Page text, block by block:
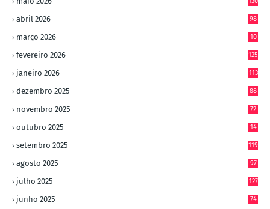
abril 2026 98
março 2026
10
fevereiro 2026 125
janeiro 2026 113
dezembro 2025 88
novembro 2025 72
outubro 2025
14
setembro 2025 119
agosto 2025 97
julho 2025 127
junho 2025 74